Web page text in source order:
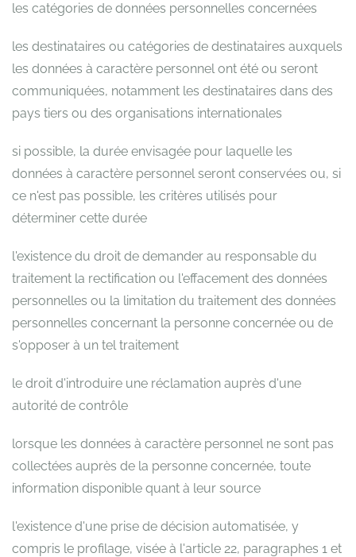
les catégories de données personnelles concernées
les destinataires ou catégories de destinataires auxquels
les données à caractère personnel ont été ou seront
communiquées, notamment les destinataires dans des
pays tiers ou des organisations internationales
si possible, la durée envisagée pour laquelle les
données à caractère personnel seront conservées ou, si
ce n'est pas possible, les critères utilisés pour
déterminer cette durée
l'existence du droit de demander au responsable du
traitement la rectification ou l'effacement des données
personnelles ou la limitation du traitement des données
personnelles concernant la personne concernée ou de
s'opposer à un tel traitement
le droit d'introduire une réclamation auprès d'une
autorité de contrôle
lorsque les données à caractère personnel ne sont pas
collectées auprès de la personne concernée, toute
information disponible quant à leur source
l'existence d'une prise de décision automatisée, y
compris le profilage, visée à l'article 22, paragraphes 1 et